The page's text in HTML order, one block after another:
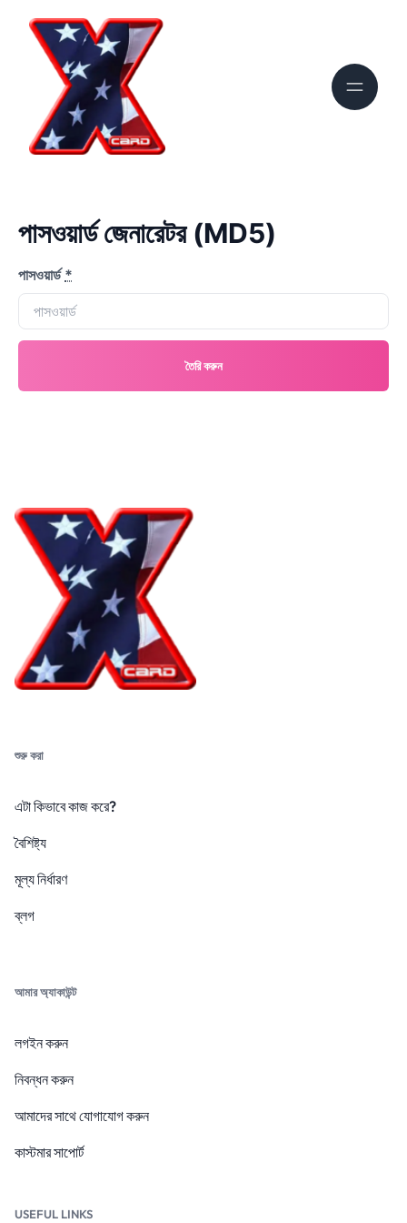
পাসওয়ার্ড জেনারেটর (MD5)
পাসওয়ার্ড*
তৈরি করুন
শুরু করা
এটা কিভাবে কাজ করে?
বৈশিষ্ট্য
মূল্য নির্ধারণ
ব্লগ
আমার অ্যাকাউন্ট
লগইন করুন
নিবন্ধন করুন
আমাদের সাথে যোগাযোগ করুন
কাস্টমার সাপোর্ট
USEFUL LINKS